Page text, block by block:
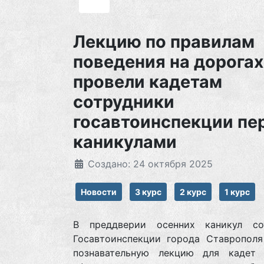
Лекцию по правилам
поведения на дорогах
провели кадетам
сотрудники
госавтоинспекции
каникулами
Создано: 24 октября 2025
Новости 3 курс 2 курс 1 курс
В преддверии осенних каникул
Госавтоинспекции города
познавательную лекцию для